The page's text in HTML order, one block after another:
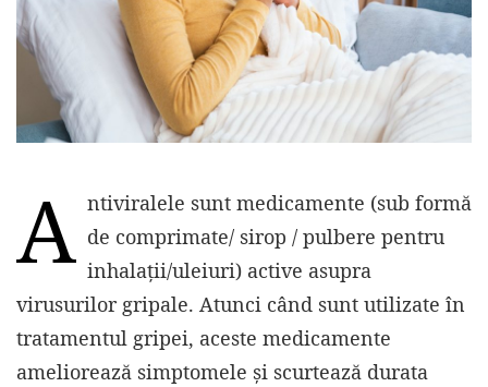
A ntiviralele sunt medicamente (sub formă
de comprimate/ sirop / pulbere pentru
inhalaţii/uleiuri) active asupra
virusurilor gripale. Atunci când sunt utilizate în
tratamentul gripei, aceste medicamente
ameliorează simptomele şi scurtează durata